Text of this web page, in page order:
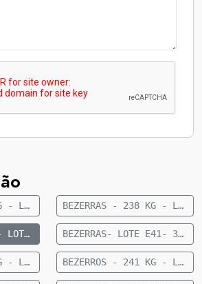
BEZERRAS - 170 KG - LOTE E05 - 41 FÊMEAS NELORE 8 A 10 MESES - 170 KG - 35 KM DE CAMAPUÃ BEZERRAS - 238 KG - LOTE E35- 24 FÊMEAS 1/2 CRUZAMENTO INDUSTRIAL 9 MESES- 238 KG- 56 KM DE FIGUEIRÃO
BEZERRAS- 151 KG- LOTE E62- 36 FEMEAS NELORE- 8 A 10 MESES- 151 KG- 70 KM DE CAMAPUA SENTIDO PARAISO DAS AGUAS BEZERRAS- LOTE E41- 30 FÊMEAS NELORE 10 A 12 MESES- 192 KG- 84 KM DE CAMAPUÃ
BEZERROS - 240 KG - LOTE E34- 36 MACHOS 1/2 SANGUE CRUZAMENTO INDUSTRIAL 9 MESES- 240 KG- 56 KM DE FIGUEIRÃO BEZERROS - 241 KG - LOTE E96 - 36 MACHOS SENDO 11 ANGUS E 25 NELORE - 8 A 10 MESES - 241 KG - 77 KM DE CAMAPUÃ SENTIDO PARAÍSO DAS ÁGUAS